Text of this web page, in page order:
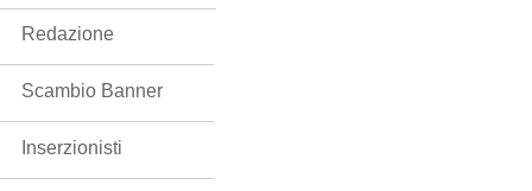
Redazione
Scambio Banner
Inserzionisti